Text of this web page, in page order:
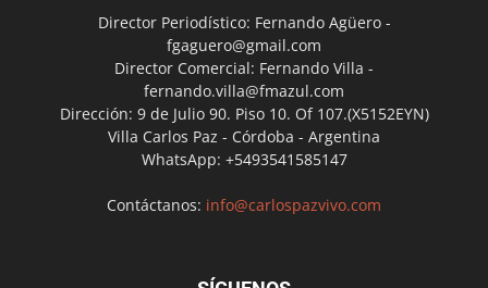
Director Periodístico: Fernando Agüero -
fgaguero@gmail.com
Director Comercial: Fernando Villa -
fernando.villa@fmazul.com
Dirección: 9 de Julio 90. Piso 10. Of 107.(X5152EYN)
Villa Carlos Paz - Córdoba - Argentina
WhatsApp: +5493541585147
Contáctanos: info@carlospazvivo.com